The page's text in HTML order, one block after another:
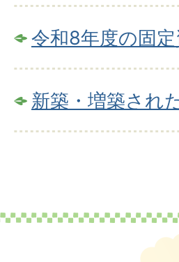
令和8年度の固
新築・増築され